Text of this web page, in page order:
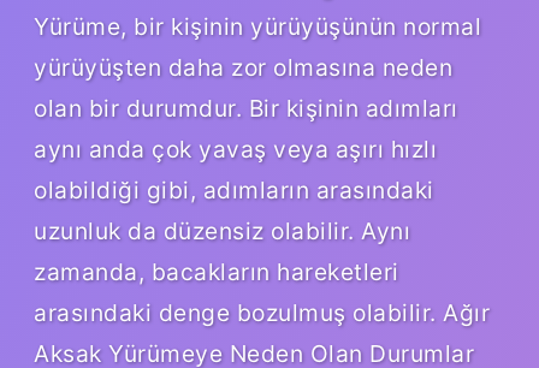
Yürüme, bir kişinin yürüyüşünün normal
yürüyüşten daha zor olmasına neden
olan bir durumdur. Bir kişinin adımları
aynı anda çok yavaş veya aşırı hızlı
olabildiği gibi, adımların arasındaki
uzunluk da düzensiz olabilir. Aynı
zamanda, bacakların hareketleri
arasındaki denge bozulmuş olabilir. Ağır
Aksak Yürümeye Neden Olan Durumlar